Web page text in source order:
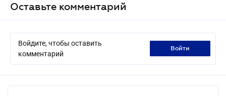
Оставьте комментарий
Войдите, чтобы оставить
комментарий
войти